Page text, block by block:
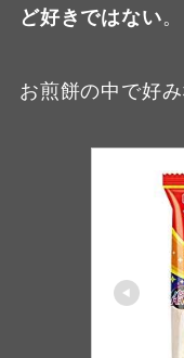
ど好きではない。
お煎餅の中で好